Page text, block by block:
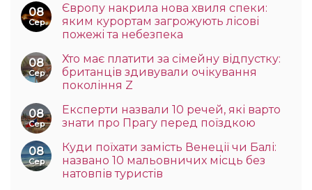
08
Сер
Європу накрила нова хвиля спеки:
яким курортам загрожують лісові
пожежі та небезпека
08
Сер
Хто має платити за сімейну відпустку:
британців здивували очікування
покоління Z
08
Сер
Експерти назвали 10 речей, які варто
знати про Прагу перед поїздкою
08
Сер
Куди поїхати замість Венеції чи Балі:
названо 10 мальовничих місць без
натовпів туристів